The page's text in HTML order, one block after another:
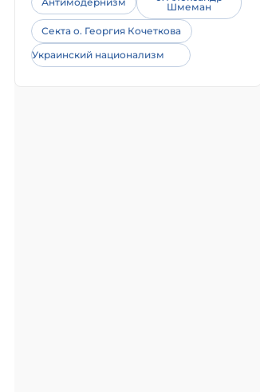
Шмеман
Секта о. Георгия Кочеткова
Украинский национализм